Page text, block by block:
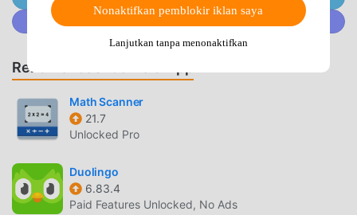
dengan tradisional education aplikasi, Árvore memberikan
pengalaman yang lebih kaya dan fungsi yang lebih kuat.
Anda hanya perlu Mengunduh dan menginstalÁrvore4.5.7,
Anda dapat dengan mudah merasakan semua fungsi, dan
itu benar-benar gratis! Selain itu, moddroid juga
mendukung education aplikasi untuk para penggemar
untuk bertukar pengalaman satu sama lain, berbagi
kebahagiaan yang mereka temui di aplikasi, tunggu apa
MOD UNIK
Gabung @MODDROID.CO di komunitas Discord
Rekomendasi Game & App
Math Scanner
21.7
Unlocked Pro
Duolingo
6.83.4
Paid Features Unlocked, No Ads
Nonaktifkan pemblokir iklan saya
Lanjutkan tanpa menonaktifkan